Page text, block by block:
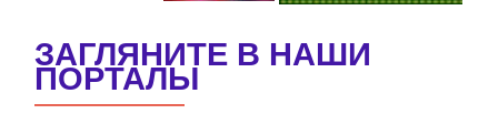
ЗАГЛЯНИТЕ В НАШИ
ПОРТАЛЫ